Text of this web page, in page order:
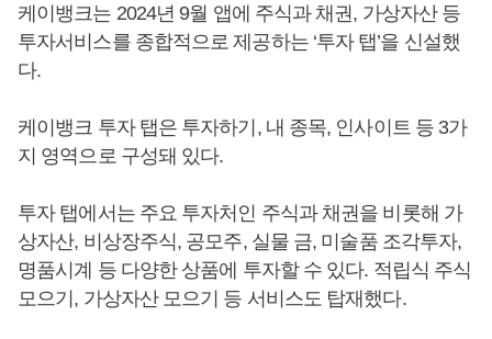
케이뱅크는 2024년 9월 앱에 주식과 채권, 가상자산 등
투자서비스를 종합적으로 제공하는 ‘투자 탭’을 신설했
다.
케이뱅크 투자 탭은 투자하기, 내 종목, 인사이트 등 3가
지 영역으로 구성돼 있다.
투자 탭에서는 주요 투자처인 주식과 채권을 비롯해 가
상자산, 비상장주식, 공모주, 실물 금, 미술품 조각투자,
명품시계 등 다양한 상품에 투자할 수 있다. 적립식 주식
모으기, 가상자산 모으기 등 서비스도 탑재했다.